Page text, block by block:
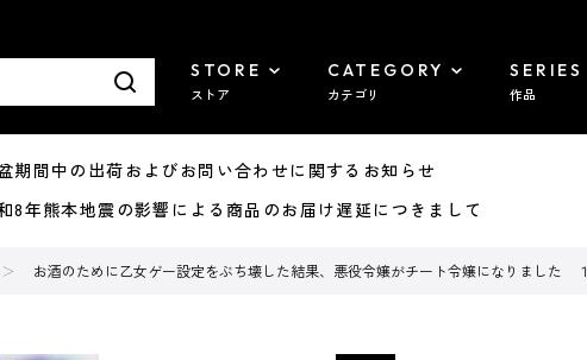
STORE
ストア
CATEGORY
カテゴリ
SERIES
作品
間中の出荷およびお問い合わせに関するお知らせ
熊本地震の影響による商品のお届け遅延につきまして
お酒のために乙女ゲー設定をぶち壊した結果、悪役令嬢がチート令嬢になりました １